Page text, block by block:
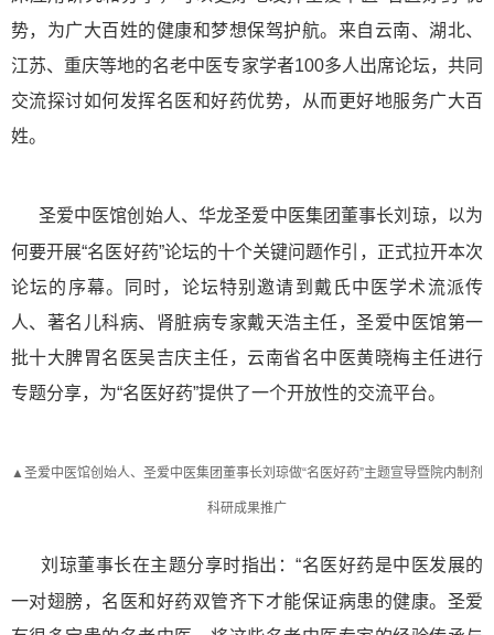
势，为广大百姓的健康和梦想保驾护航。来自 云南、湖北、
江苏、重庆等地的名老中医专家学者100多人出席论坛，共同
交流探讨如何发挥名医和好药优势，从而更好地服务广大百
姓。
圣爱中医馆创始人、华龙圣爱中医集团董事长刘琼， 以为
何要开展“名医好药”论坛的十个关键问题作引， 正式拉开本次
论坛的序幕。同时，论坛特别邀请到戴氏中医学术流派传
人、著名儿科病、肾脏病专家戴天浩主任，圣爱中医馆第一
批十大脾胃名医吴吉庆主任，云南省名中医黄晓梅主任进行
专题分享，为“名医好药”提供了一个开放性的交流平台。
▲圣爱中医馆创始人、圣爱中医集团董事长刘琼做“名医好药”主题宣导暨院内制剂
科研成果推广
刘琼董事长在主题分享时指出： “名医好药是中医发展的
一对翅膀，名医和好药双管齐下才能保证病患的健康。圣爱